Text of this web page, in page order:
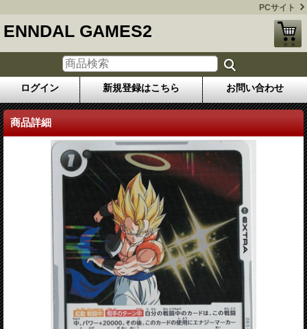
PCサイト
ENNDAL GAMES2
ログイン 新規登録はこちら お問い合わせ
商品詳細